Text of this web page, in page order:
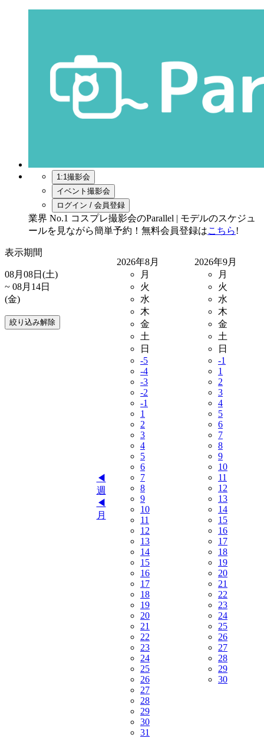
1:1撮影会
イベント撮影会
ログイン / 会員登録
業界 No.1 コスプレ撮影会のParallel | モデルのスケジュ
ールを見ながら簡単予約！無料会員登録はこちら!
表示期間
08月08日(土)
~ 08月14日
(金)
◀︎
週
◀︎
月
2026年8月
月
火
水
木
金
土
日
-5
-4
-3
-2
-1
1
2
3
4
5
6
7
8
9
10
11
12
13
14
15
16
17
18
19
20
21
22
23
24
25
26
27
28
29
30
31
2026年9月
月
火
水
木
金
土
日
-1
1
2
3
4
5
6
7
8
9
10
11
12
13
14
15
16
17
18
19
20
21
22
23
24
25
26
27
28
29
30